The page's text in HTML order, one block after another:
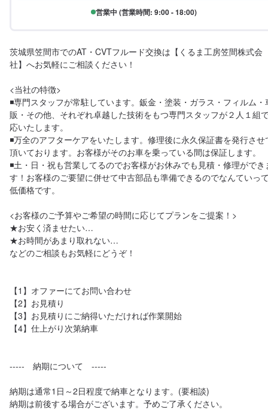
営業中 (営業時間: 9:00 - 18:00)
茨城県笠間市でのAT・CVTフルード交換は【くるま工房笠間株式会
社】へお気軽にご相談ください！
<当社の特徴>
◾専門スタッフが常駐しています。鈑金・塗装・ガラス・フィルム・
販・その他、それぞれ卓越した技術をもつ専門スタッフが２人１組
応いたします。
◾万全のアフターケアをいたします。修理後に永久保証書を発行させ
頂いております。お客様がそのお車を乗っている間は保証します。
◾土・日・祝も営業してるのでお客様がお休みでも見積・修理ができ
す！お客様のご要望に併せて中古部品も準備できるのでなんていっ
低価格です。
<お客様のご予算やご希望の時間に応じてプランをご提案！>
★お安く済ませたい…
★お時間があまり取れない…
などのご相談もお気軽にどうぞ！
【1】オファーにてお問い合わせ
【2】お見積り
【3】お見積りにご納得いただければ作業開始
【4】仕上がり次第納車
-----　納期について　-----
納期は通常1日～2日程度で納車となります。(要相談)
納期は前後する場合がございます。予めご了承ください。